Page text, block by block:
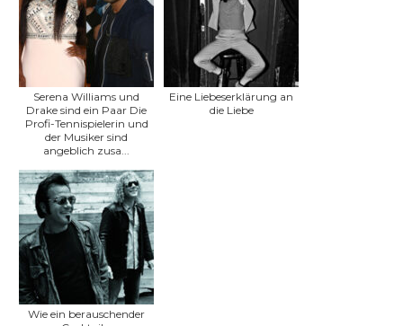
Serena Williams und
Drake sind ein Paar Die
Profi-Tennispielerin und
der Musiker sind
angeblich zusa...
Eine Liebeserklärung an
die Liebe
Wie ein berauschender